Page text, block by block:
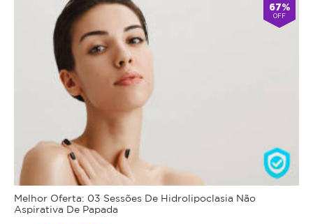
67%
OFF
Melhor Oferta: 03 Sessões De Hidrolipoclasia Não
Aspirativa De Papada